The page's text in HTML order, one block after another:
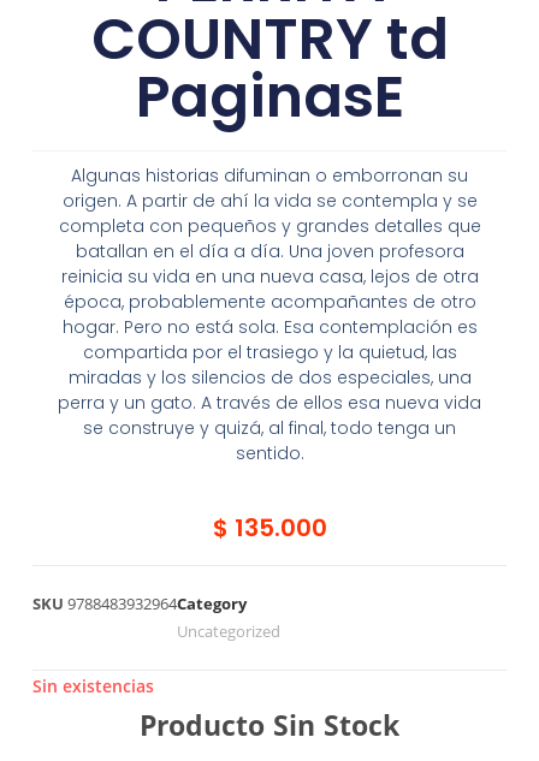
COUNTRY td
PaginasE
Algunas historias difuminan o emborronan su
origen. A partir de ahí la vida se contempla y se
completa con pequeños y grandes detalles que
batallan en el día a día. Una joven profesora
reinicia su vida en una nueva casa, lejos de otra
época, probablemente acompañantes de otro
hogar. Pero no está sola. Esa contemplación es
compartida por el trasiego y la quietud, las
miradas y los silencios de dos especiales, una
perra y un gato. A través de ellos esa nueva vida
se construye y quizá, al final, todo tenga un
sentido.
$ 135.000
SKU 9788483932964Category
Uncategorized
Sin existencias
Producto Sin Stock